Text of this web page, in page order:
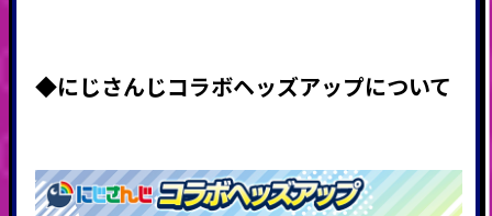
◆にじさんじコラボヘッズアップについて